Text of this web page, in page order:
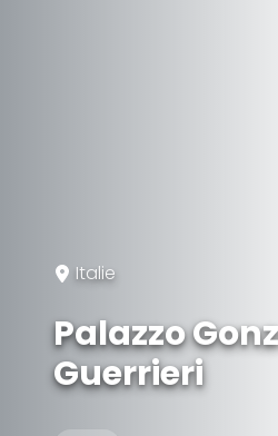
Italie
Palazzo
Guerrieri